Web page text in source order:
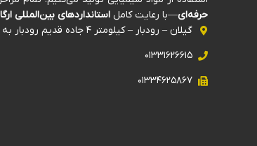
حرفه‌ای—با رعایت کامل استانداردهای بین‌المللی
گیلان – رودبار – کیلومتر ۴ جاده قدیم رودبار به رستم‌آباد منطقه صنعتی ذیلک
۰۱۳۳۱۶۲۶۶۱۵
۰۱۳۳۴۶۲۵۸۶۷